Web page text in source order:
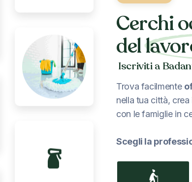
household_supplies
Cerchi
del
Iscriviti a
Trova facilmente
nella tua città, crea
con le famiglie in
Scegli la
elderly_woman